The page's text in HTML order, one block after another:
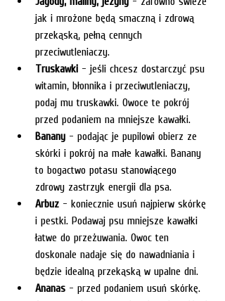
jak i mrożone będą smaczną i zdrową
przekąską, pełną cennych
przeciwutleniaczy.
Truskawki - jeśli chcesz dostarczyć psu
witamin, błonnika i przeciwutleniaczy,
podaj mu truskawki. Owoce te pokrój
przed podaniem na mniejsze kawałki.
Banany - podając je pupilowi obierz ze
skórki i pokrój na małe kawałki. Banany
to bogactwo potasu stanowiącego
zdrowy zastrzyk energii dla psa.
Arbuz - koniecznie usuń najpierw skórkę
i pestki. Podawaj psu mniejsze kawałki
łatwe do przeżuwania. Owoc ten
doskonale nadaje się do nawadniania i
będzie idealną przekąską w upalne dni.
Ananas - przed podaniem usuń skórkę.